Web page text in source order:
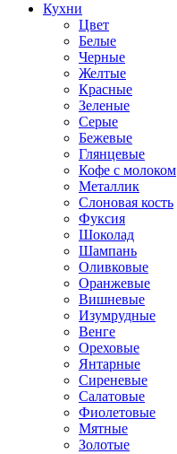
Кухни
Цвет
Белые
Черные
Желтые
Красные
Зеленые
Серые
Бежевые
Глянцевые
Кофе с молоком
Металлик
Слоновая кость
Фуксия
Шоколад
Шампань
Оливковые
Оранжевые
Вишневые
Изумрудные
Венге
Ореховые
Янтарные
Сиреневые
Салатовые
Фиолетовые
Мятные
Золотые